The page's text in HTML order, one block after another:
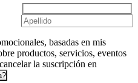
basadas en mis
productos, servicios, eventos
la suscripción en